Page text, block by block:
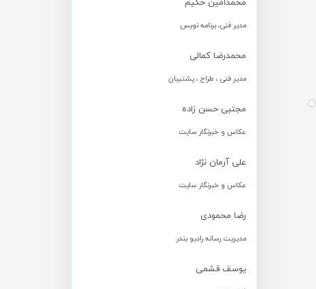
محمدامین حکیم
مدیر فنی، برنامه نویس
محمدرضا کمالی
مدیر فنی ، طراح ، پشتیبان
مجتبی حسن زاده
عکاس و خبرنگار سایت
علی آرمان نژاد
عکاس و خبرنگار سایت
رضا محمودی
مدیریت رسانه رادیو بندر
یوسف قشمی